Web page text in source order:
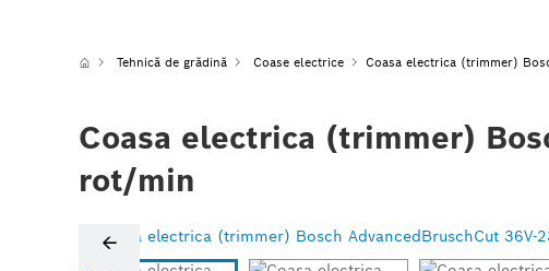
Tehnică de grădină Coase electrice Coasa electrica (trimmer)
Coasa electrica (trimmer)
rot/min